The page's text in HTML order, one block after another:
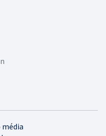
média